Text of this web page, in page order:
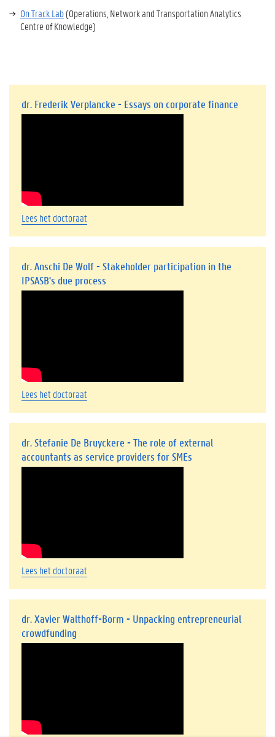
On Track Lab(Operations, Network and Transportation Analytics
Centre of Knowledge)
dr. Frederik Verplancke - Essays on corporate finance
Lees het doctoraat
dr. Anschi De Wolf - Stakeholder participation in the
IPSASB's due process
Lees het doctoraat
dr. Stefanie De Bruyckere - The role of external
accountants as service providers for SMEs
Lees het doctoraat
dr. Xavier Walthoff-Borm - Unpacking entrepreneurial
crowdfunding